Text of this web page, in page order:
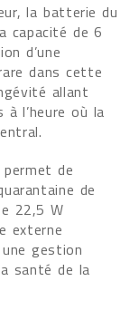
la batterie du
capacité de 6
d’une
dans cette
allant
l’heure où la
de
de
22,5 W
externe
gestion
santé de la